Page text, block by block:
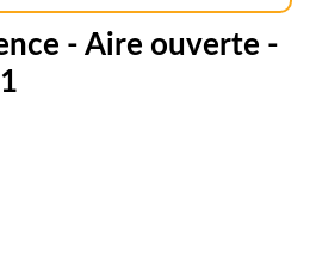
- Aire ouverte -